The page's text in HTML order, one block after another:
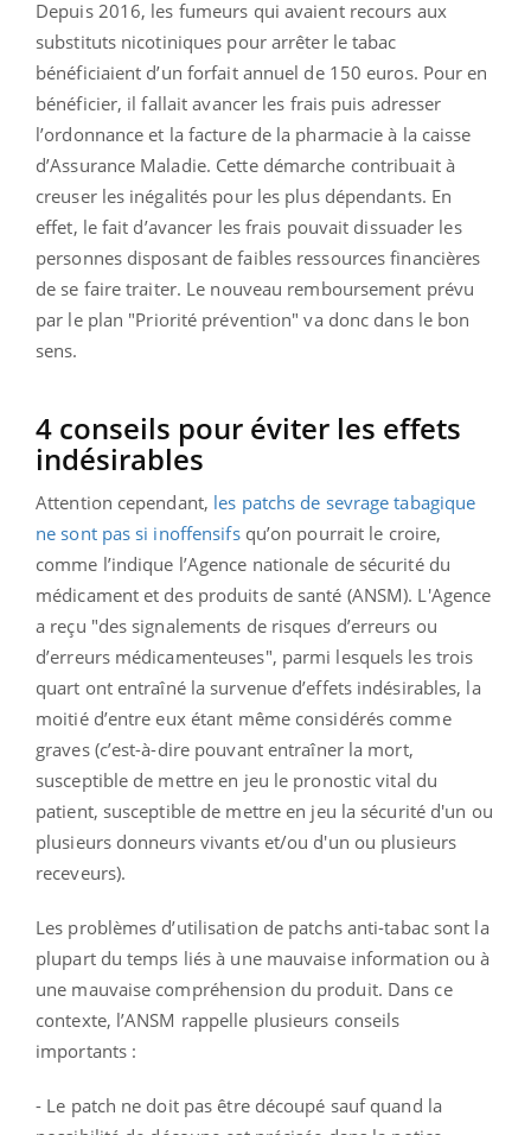
Depuis 2016, les fumeurs qui avaient recours aux
substituts nicotiniques pour arrêter le tabac
bénéficiaient d’un forfait annuel de 150 euros. Pour en
bénéficier, il fallait avancer les frais puis adresser
l’ordonnance et la facture de la pharmacie à la caisse
d’Assurance Maladie. Cette démarche contribuait à
creuser les inégalités pour les plus dépendants. En
effet, le fait d’avancer les frais pouvait dissuader les
personnes disposant de faibles ressources financières
de se faire traiter. Le nouveau remboursement prévu
par le plan "Priorité prévention" va donc dans le bon
sens.
4 conseils pour éviter les effets
indésirables
Attention cependant, les patchs de sevrage tabagique
ne sont pas si inoffensifsqu’on pourrait le croire,
comme l’indique l’Agence nationale de sécurité du
médicament et des produits de santé (ANSM). L'Agence
a reçu "des signalements de risques d’erreurs ou
d’erreurs médicamenteuses", parmi lesquels les trois
quart ont entraîné la survenue d’effets indésirables, la
moitié d’entre eux étant même considérés comme
graves (c’est-à-dire pouvant entraîner la mort,
susceptible de mettre en jeu le pronostic vital du
patient, susceptible de mettre en jeu la sécurité d'un ou
plusieurs donneurs vivants et/ou d'un ou plusieurs
receveurs).
Les problèmes d’utilisation de patchs anti-tabac sont la
plupart du temps liés à une mauvaise information ou à
une mauvaise compréhension du produit. Dans ce
contexte, l’ANSM rappelle plusieurs conseils
importants :
- Le patch ne doit pas être découpé sauf quand la